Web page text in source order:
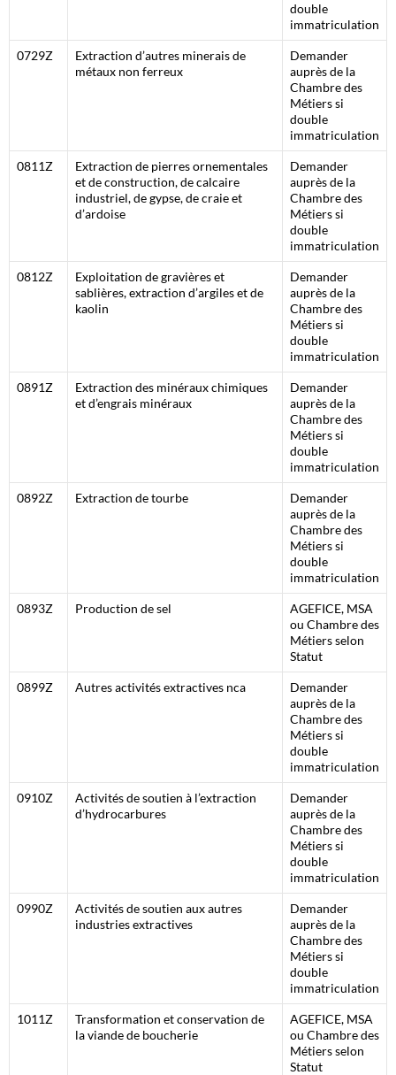
double
immatriculation
0729Z
Extraction d’autres minerais de
métaux non ferreux
Demander
auprès de la
Chambre des
Métiers si
double
immatriculation
0811Z
Extraction de pierres ornementales
et de construction, de calcaire
industriel, de gypse, de craie et
d’ardoise
Demander
auprès de la
Chambre des
Métiers si
double
immatriculation
0812Z
Exploitation de gravières et
sablières, extraction d’argiles et de
kaolin
Demander
auprès de la
Chambre des
Métiers si
double
immatriculation
0891Z
Extraction des minéraux chimiques
et d’engrais minéraux
Demander
auprès de la
Chambre des
Métiers si
double
immatriculation
0892Z Extraction de tourbe
Demander
auprès de la
Chambre des
Métiers si
double
immatriculation
0893Z Production de sel
AGEFICE, MSA
ou Chambre des
Métiers selon
Statut
0899Z Autres activités extractives nca
Demander
auprès de la
Chambre des
Métiers si
double
immatriculation
0910Z
Activités de soutien à l’extraction
d’hydrocarbures
Demander
auprès de la
Chambre des
Métiers si
double
immatriculation
0990Z
Activités de soutien aux autres
industries extractives
Demander
auprès de la
Chambre des
Métiers si
double
immatriculation
1011Z
Transformation et conservation de
la viande de boucherie
AGEFICE, MSA
ou Chambre des
Métiers selon
Statut